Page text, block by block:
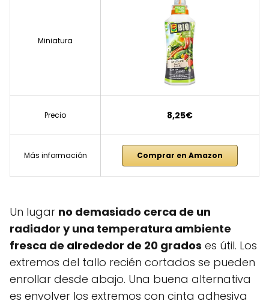
Miniatura
Precio 8,25€
Más información Comprar en Amazon
Un lugar no demasiado cerca de un
radiador y una temperatura ambiente
fresca de alrededor de 20 grados es útil. Los
extremos del tallo recién cortados se pueden
enrollar desde abajo. Una buena alternativa
es envolver los extremos con cinta adhesiva